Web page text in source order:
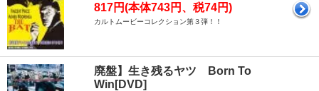
817円(本体743円、税74円)
カルトムービーコレクション第３弾！！
廃盤】生き残るヤツ Born To
Win[DVD]